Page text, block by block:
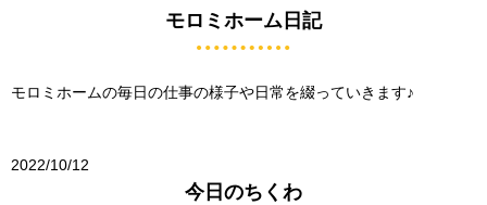
モロミホーム日記
モロミホームの毎日の仕事の様子や日常を綴っていきます♪
2022/10/12
今日のちくわ